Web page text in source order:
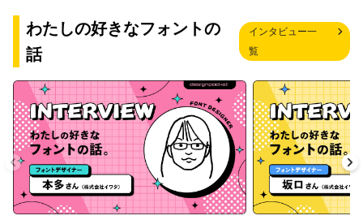
わたしの好きなフォントの
話
インタビュー一
覧